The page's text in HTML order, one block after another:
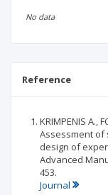
No data
Reference
KRIMPENIS A.,
Assessment of
design of
Advanced
453.
Journal